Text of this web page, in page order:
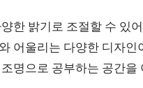
한 밝기로 조절할 수 있
어울리는 다양한 디자인
명으로 공부하는 공간을